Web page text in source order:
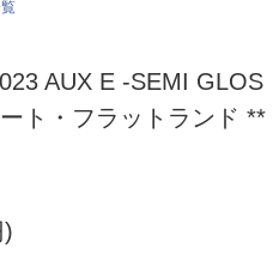
AUX E -SEMI GLOS
ト・フラットランド **